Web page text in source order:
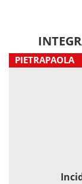
PIETRAPAOLA